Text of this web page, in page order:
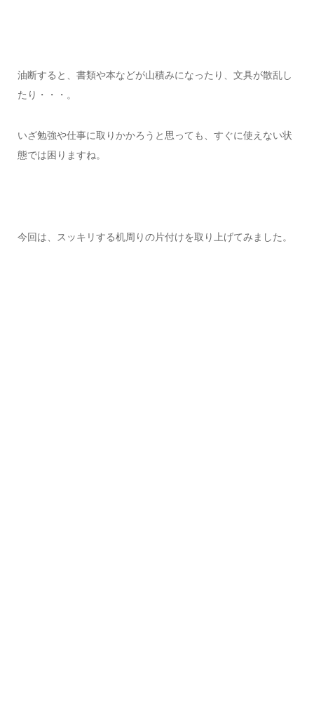
油断すると、書類や本などが山積みになったり、文具が散乱し
たり・・・。
いざ勉強や仕事に取りかかろうと思っても、すぐに使えない状
態では困りますね。
今回は、スッキリする机周りの片付けを取り上げてみました。